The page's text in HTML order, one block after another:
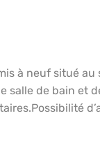
à neuf situé au
de bain et